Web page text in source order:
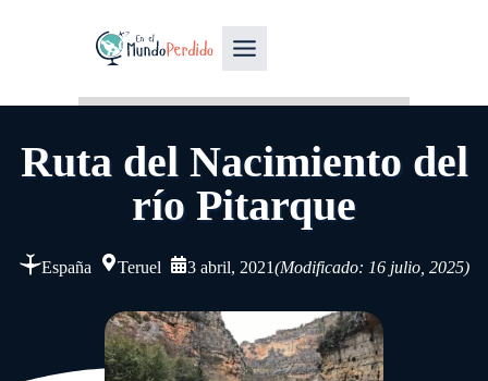
Ruta del Nacimiento del
río Pitarque
España Teruel 3 abril, 2021(Modificado: 16 julio, 2025)